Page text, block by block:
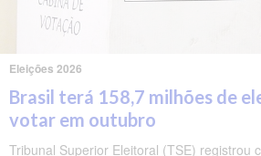
Eleições 2026
Brasil terá 158,7 milhões de
votar em outubro
Tribunal Superior Eleitoral (TSE) registrou